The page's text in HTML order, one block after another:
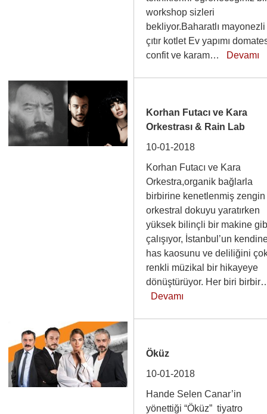
workshop sizleri
bekliyor.Baharatlı mayonezli
çıtır kotlet Ev yapımı
confit ve karam… Devamı
Korhan Futacı ve Kara
Orkestrası & Rain Lab
10-01-2018
Korhan Futacı ve Kara
Orkestra,organik bağlarla
birbirine kenetlenmiş zengin
orkestral dokuyu yaratırken
yüksek bilinçli bir makine
çalışıyor, İstanbul’un
has kaosunu ve deliliğini
renkli müzikal bir hikayeye
dönüştürüyor. Her biri
Devamı
Öküz
10-01-2018
Hande Selen Canar’in
yönettiği “Öküz” tiyatro